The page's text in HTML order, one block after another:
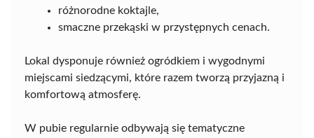
różnorodne koktajle,
smaczne przekąski w przystępnych cenach.
Lokal dysponuje również ogródkiem i wygodnymi
miejscami siedzącymi, które razem tworzą przyjazną i
komfortową atmosferę.
W pubie regularnie odbywają się tematyczne